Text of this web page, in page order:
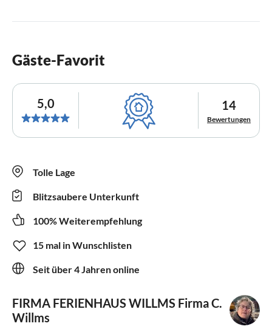
Gäste-Favorit
5,0 14
Bewertungen
Tolle Lage
Blitzsaubere Unterkunft
100% Weiterempfehlung
15 mal in Wunschlisten
Seit über 4 Jahren online
FIRMA FERIENHAUS WILLMS Firma C.
Willms